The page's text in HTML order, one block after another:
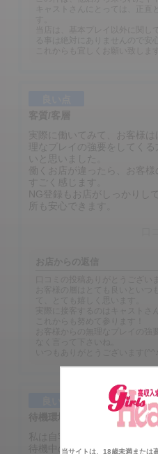
当サイトは、18歳未満または
客質/客層
実際に働いてみて、お客様
理なプレイの強要をしてく
いと思いました。
働くお店が違ったら、お客
すごく感じます。
NG登録もお店がしっかりし
所も安心できます。
待機中の合間、合間に家の